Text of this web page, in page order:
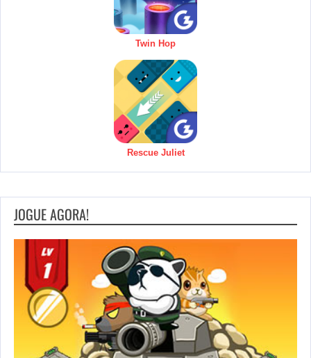
Twin Hop
Rescue Juliet
JOGUE AGORA!